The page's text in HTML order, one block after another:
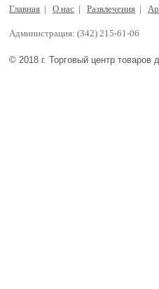
Администрация: (342) 215-61-06
© 2018 г. Торговый центр товаров
Главная | О нас | Развлечения |